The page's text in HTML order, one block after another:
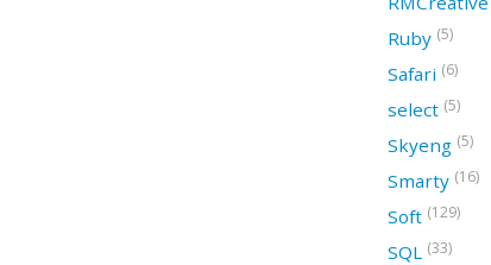
Ruby (5)
Safari (6)
select (5)
Skyeng (5)
Smarty (16)
Soft (129)
SQL (33)